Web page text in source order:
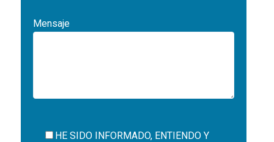
Mensaje
HE SIDO INFORMADO, ENTIENDO Y